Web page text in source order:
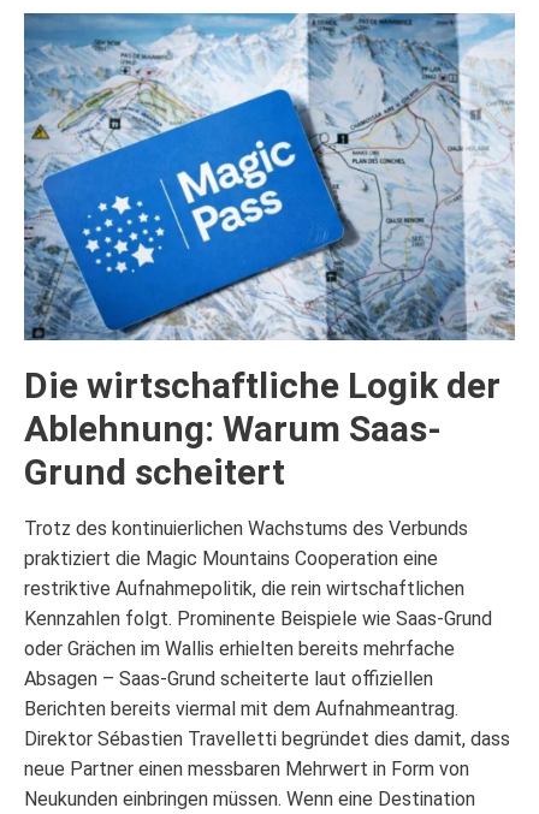
Die wirtschaftliche Logik der
Ablehnung: Warum Saas-
Grund scheitert
Trotz des kontinuierlichen Wachstums des Verbunds
praktiziert die Magic Mountains Cooperation eine
restriktive Aufnahmepolitik, die rein wirtschaftlichen
Kennzahlen folgt. Prominente Beispiele wie Saas-Grund
oder Grächen im Wallis erhielten bereits mehrfache
Absagen – Saas-Grund scheiterte laut offiziellen
Berichten bereits viermal mit dem Aufnahmeantrag.
Direktor Sébastien Travelletti begründet dies damit, dass
neue Partner einen messbaren Mehrwert in Form von
Neukunden einbringen müssen. Wenn eine Destination